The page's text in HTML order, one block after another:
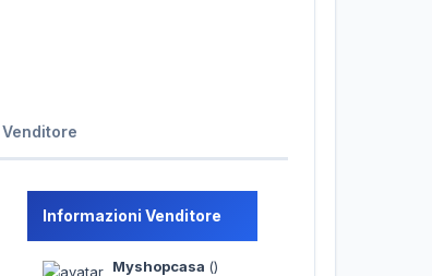
Informazioni Venditore
Myshopcasa ()